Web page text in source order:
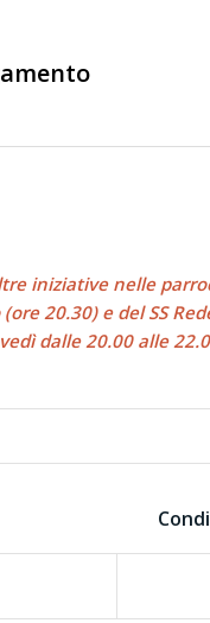
iniziative nelle
20.30) e del SS
dalle 20.00